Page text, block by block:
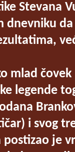
Stevana
dnevniku
mlad
legende
i svog
je